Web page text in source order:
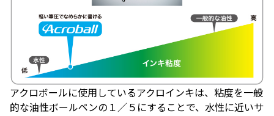
アクロボールに使用しているアクロインキは、粘度を一般
的な油性ボールペンの１／５にすることで、水性に近いサ